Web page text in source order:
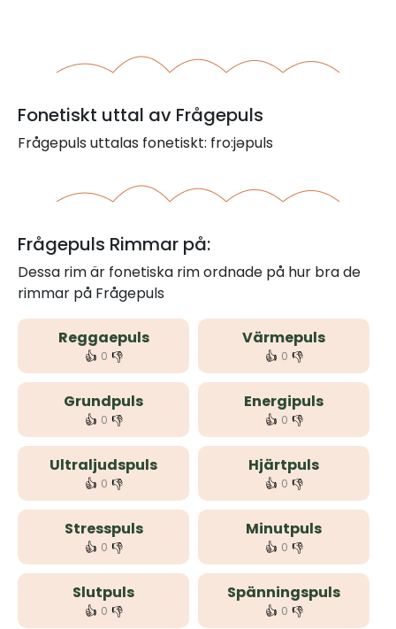
Fonetiskt uttal av Frågepuls
Frågepuls uttalas fonetiskt: fro:jəpuls
Frågepuls Rimmar på:
Dessa rim är fonetiska rim ordnade på hur bra de
rimmar på Frågepuls
Reggaepuls
👍 0 👎
Värmepuls
👍 0 👎
Grundpuls
👍 0 👎
Energipuls
👍 0 👎
Ultraljudspuls
👍 0 👎
Hjärtpuls
👍 0 👎
Stresspuls
👍 0 👎
Minutpuls
👍 0 👎
Slutpuls
👍 0 👎
Spänningspuls
👍 0 👎